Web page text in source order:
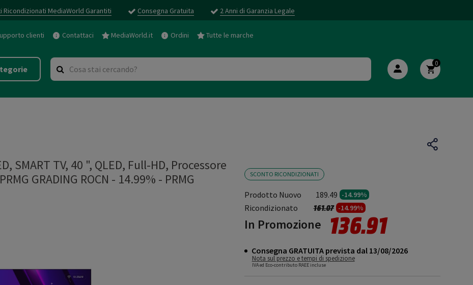
Ricondizionati MediaWorld Garantiti Consegna Gratuita 2 Anni di Garanzia Legale
clienti Contattaci MediaWorld.it Ordini Tutte le marche
0
SMART TV, 40 ", QLED, Full-HD, Processore
GRADING ROCN - 14.99% - PRMG
SCONTO RICONDIZIONATI
Prodotto Nuovo 189.49 -14.99%
Ricondizionato Prezzo ridotto da
161.07a-14.99%
In Promozione 136.91
Consegna GRATUITA prevista dal 13/08/2026
Nota sul prezzo e tempi di spedizione
IVA ed Eco-contributo RAEE incluse